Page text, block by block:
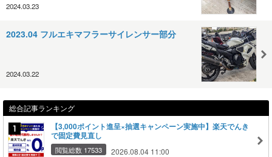
2024.03.23
2023.04 フルエキマフラーサイレンサー部分
2024.03.22
総合記事ランキング
【3,000ポイント進呈×抽選キャンペーン実施中】楽天でんき
で固定費見直し
閲覧総数 17533 2026.08.04 11:00